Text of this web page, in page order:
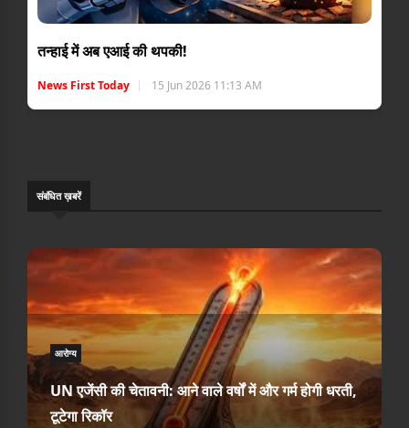
तन्हाई में अब एआई की थपकी!
News First Today 15 Jun 2026 11:13 AM
संबंधि‍त ख़बरें
आरोग्य
UN एजेंसी की चेतावनी: आने वाले वर्षों में और गर्म होगी धरती,
टूटेगा रिकॉर